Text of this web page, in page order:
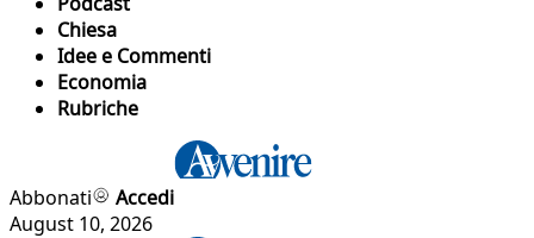
Chiesa
Idee e Commenti
Economia
Rubriche
Abbonati
Accedi
August 10, 2026